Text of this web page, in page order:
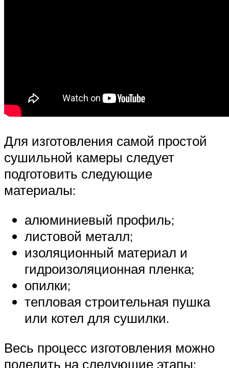
Для изготовления самой простой
сушильной камеры следует
подготовить следующие
материалы:
алюминиевый профиль;
листовой металл;
изоляционный материал и
гидроизоляционная пленка;
опилки;
тепловая строительная пушка
или котел для сушилки.
Весь процесс изготовления можно
поделить на следующие этапы: